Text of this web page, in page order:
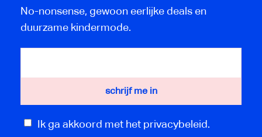
No-nonsense, gewoon eerlijke deals en
duurzame kindermode.
Ik ga akkoord met het privacybeleid.